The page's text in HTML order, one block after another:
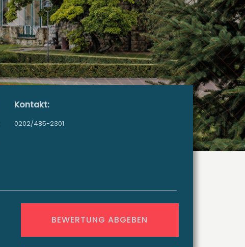
Kontakt:
0202/485-2301
BEWERTUNG ABGEBEN